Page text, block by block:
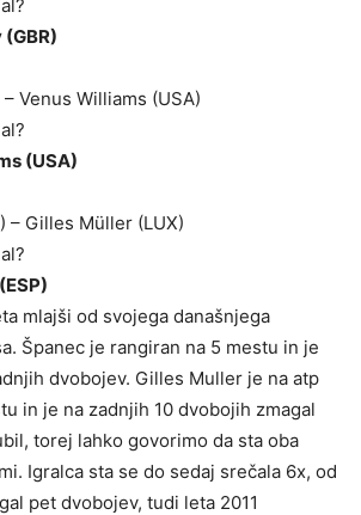
Venus Williams (USA)
(USA)
– Gilles Müller (LUX)
mlajši od svojega današnjega
Španec je rangiran na 5 mestu in je
dvobojev. Gilles Muller je na atp
in je na zadnjih 10 dvobojih zmagal
torej lahko govorimo da sta oba
Igralca sta se do sedaj srečala 6x, od
pet dvobojev, tudi leta 2011